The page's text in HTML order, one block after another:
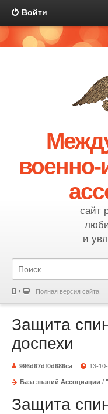
Войти
военно-
сайт
и
Полная версия сайта
Защита
доспехи
996d67df0d686ca 13-
База знаний Ассоциации /
Защита